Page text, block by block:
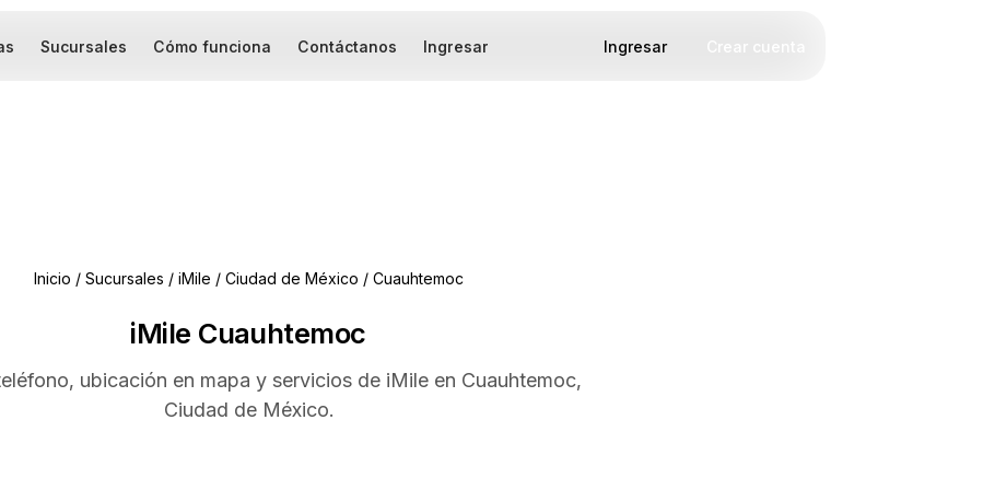
Sucursales Cómo funciona Contáctanos Ingresar Ingresar
Inicio / Sucursales / iMile / Ciudad de México / Cuauhtemoc
iMile Cuauhtemoc
ubicación en mapa y servicios de iMile en Cuauhtemoc,
Ciudad de México.